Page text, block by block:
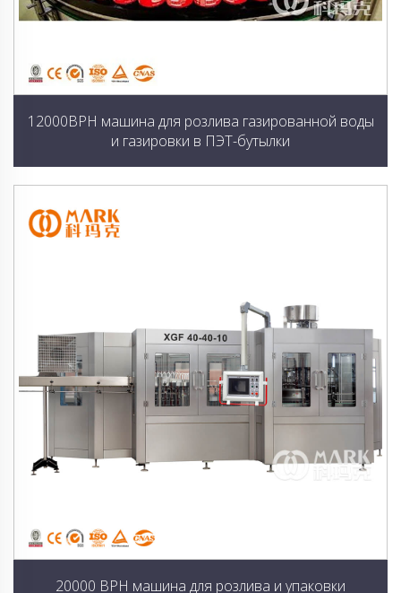
12000BPH машина для розлива газированной воды
и газировки в ПЭТ-бутылки
20000 BPH машина для розлива и упаковки